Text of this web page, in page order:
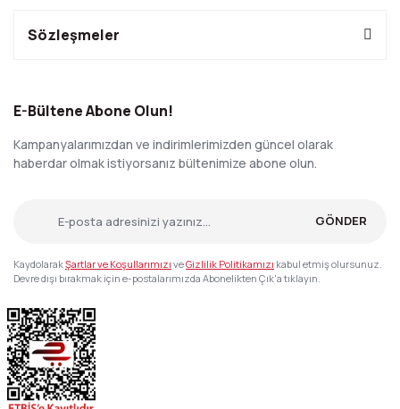
Sözleşmeler
E-Bültene Abone Olun!
Kampanyalarımızdan ve indirimlerimizden güncel olarak
haberdar olmak istiyorsanız bültenimize abone olun.
GÖNDER
KaydolarakŞartlar ve Koşullarımızı veGizlilik Politikamızı kabul etmiş olursunuz.
Devre dışı bırakmak için e-postalarımızda Abonelikten Çık'a tıklayın.